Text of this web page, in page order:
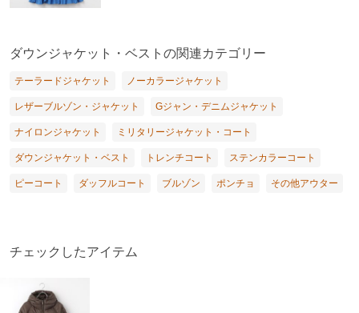
ダウンジャケット・ベストの関連カテゴリー
テーラードジャケット ノーカラージャケット
レザーブルゾン・ジャケット Gジャン・デニムジャケット
ナイロンジャケット ミリタリージャケット・コート
ダウンジャケット・ベスト トレンチコート ステンカラーコート
ピーコート ダッフルコート ブルゾン ポンチョ その他アウター
チェックしたアイテム